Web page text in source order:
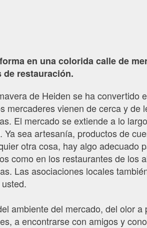
en una colorida calle de
restauración.
de Heiden se ha convertido
mercaderes vienen de cerca y de
El mercado se extiende a lo
Ya sea artesanía, productos de
otra cosa, hay algo adecuado
como en los restaurantes de los
Las asociaciones locales
ambiente del mercado, del olor
a encontrarse con amigos y